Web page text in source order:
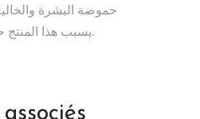
حموضة البشرة
يسبب هذا المنتج حرقاناً في العيون.